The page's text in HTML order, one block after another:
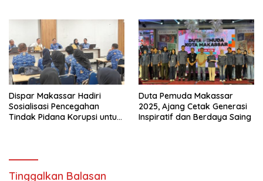
Dispar Makassar Hadiri
Sosialisasi Pencegahan
Tindak Pidana Korupsi untuk
Duta Pemuda Makassar
2025, Ajang Cetak Generasi
Inspiratif dan Berdaya Saing
Tinggalkan Balasan